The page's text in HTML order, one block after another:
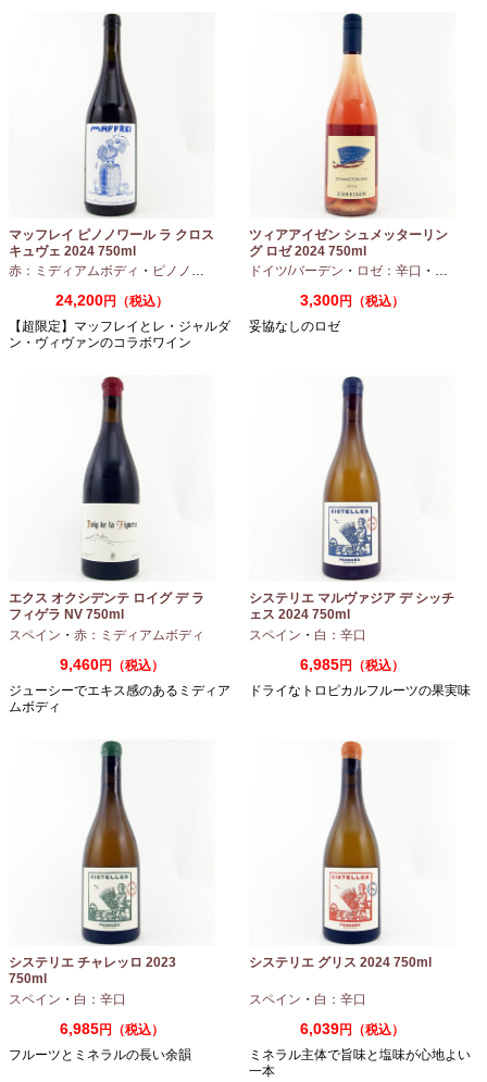
マッフレイ ピノノワール ラ クロス
キュヴェ 2024 750ml
赤：ミディアムボディ ・ ピノノワール
24,200円（税込）
【超限定】マッフレイとレ・ジャルダ
ン・ヴィヴァンのコラボワイン
ツィアアイゼン シュメッターリン
グ ロゼ 2024 750ml
ドイツ/バーデン ・ ロゼ：辛口 ・ ピノノ
3,300円（税込）
妥協なしのロゼ
エクス オクシデンテ ロイグ デ ラ
フィゲラ NV 750ml
（2022/2023）
スペイン ・ 赤：ミディアムボディ
9,460円（税込）
ジューシーでエキス感のあるミディア
ムボディ
システリエ マルヴァジア デ シッチ
ェス 2024 750ml
スペイン ・ 白：辛口
6,985円（税込）
ドライなトロピカルフルーツの果実味
システリエ チャレッロ 2023
750ml
スペイン ・ 白：辛口
6,985円（税込）
フルーツとミネラルの長い余韻
システリエ グリス 2024 750ml
スペイン ・ 白：辛口
6,039円（税込）
ミネラル主体で旨味と塩味が心地よい
一本